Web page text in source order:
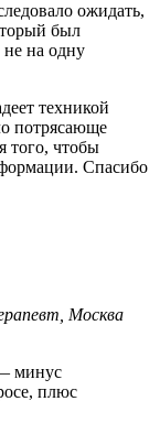
ожидать,
был
на одну
техникой
потрясающе
того, чтобы
Спасибо
Москва
минус
плюс